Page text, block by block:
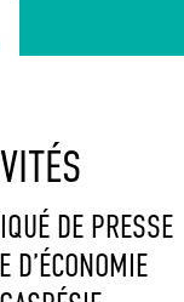
DE PRESSE
D’ÉCONOMIE